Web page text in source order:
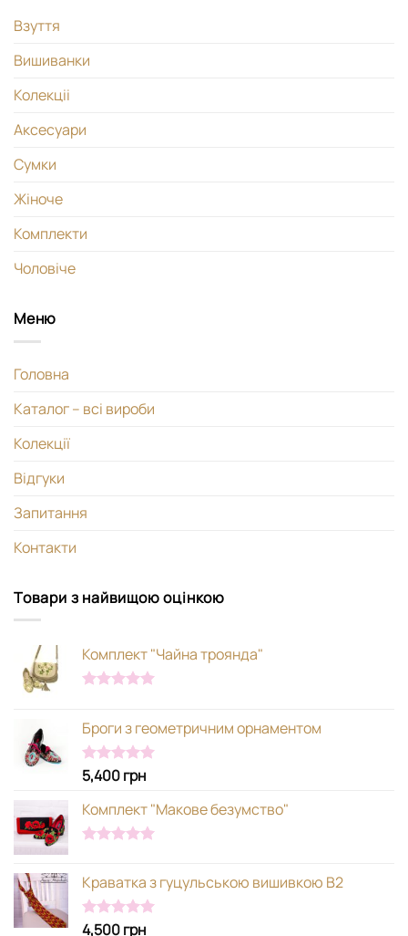
Взуття
Вишиванки
Колекціі
Аксесуари
Сумки
Жіноче
Комплекти
Чоловіче
Меню
Головна
Каталог – всі вироби
Колекції
Відгуки
Запитання
Контакти
Товари з найвищою оцінкою
Комплект "Чайна троянда"
Броги з геометричним орнаментом
Оцінено в
з 5
5,400грн
Комплект "Макове безумство"
Краватка з гуцульською вишивкою В2
Оцінено в
4,500грн